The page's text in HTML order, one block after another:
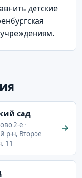
детские
сад
2-е ·
р-н, Второе
11